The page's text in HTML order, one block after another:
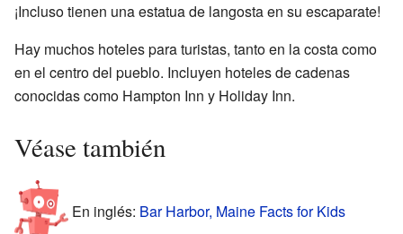
¡Incluso tienen una estatua de langosta en su escaparate!
Hay muchos hoteles para turistas, tanto en la costa como
en el centro del pueblo. Incluyen hoteles de cadenas
conocidas como Hampton Inn y Holiday Inn.
Véase también
En inglés: Bar Harbor, Maine Facts for Kids